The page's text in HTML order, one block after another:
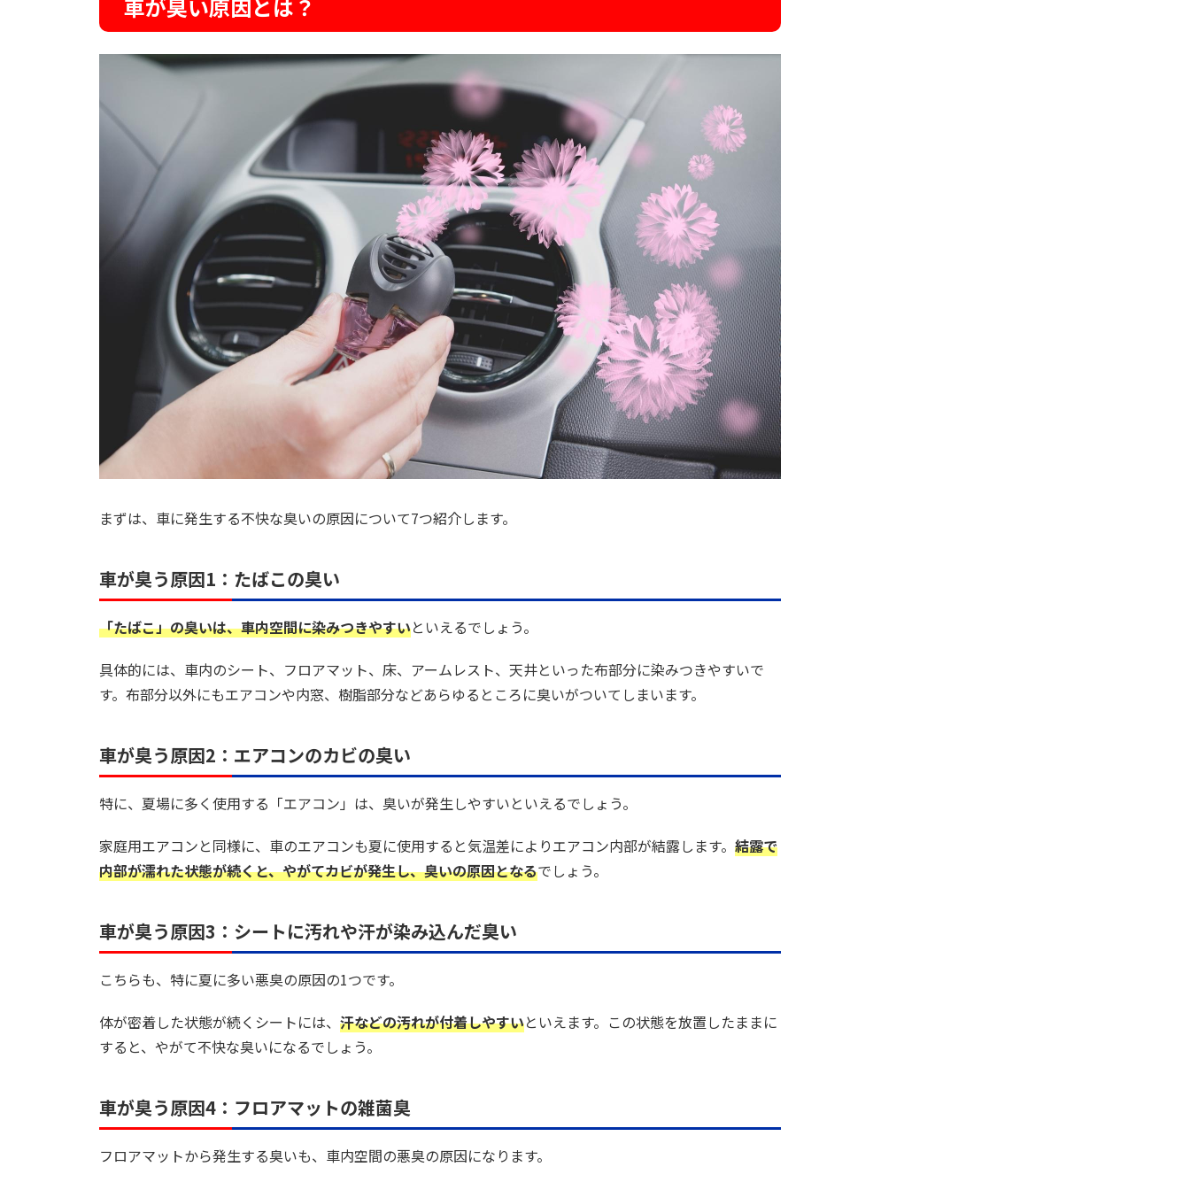
車が臭い原因とは？
まずは、車に発生する不快な臭いの原因について7つ紹介します。
車が臭う原因1：たばこの臭い
「たばこ」の臭いは、車内空間に染みつきやすいといえるでしょう。
具体的には、車内のシート、フロアマット、床、アームレスト、天井といった布部分に染みつきやすいで
す。布部分以外にもエアコンや内窓、樹脂部分などあらゆるところに臭いがついてしまいます。
車が臭う原因2：エアコンのカビの臭い
特に、夏場に多く使用する「エアコン」は、臭いが発生しやすいといえるでしょう。
家庭用エアコンと同様に、車のエアコンも夏に使用すると気温差によりエアコン内部が結露します。 結露で
内部が濡れた状態が続くと、やがてカビが発生し、臭いの原因となるでしょう。
車が臭う原因3：シートに汚れや汗が染み込んだ臭い
こちらも、特に夏に多い悪臭の原因の1つです。
体が密着した状態が続くシートには、 汗などの汚れが付着しやすいといえます。この状態を放置したままに
すると、やがて不快な臭いになるでしょう。
車が臭う原因4：フロアマットの雑菌臭
フロアマットから発生する臭いも、車内空間の悪臭の原因になります。